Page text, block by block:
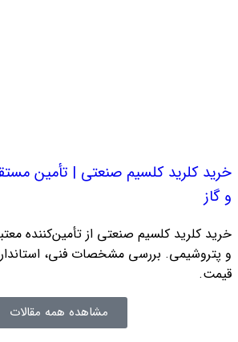
خرید کلرید کلسیم صنعتی | تأمین
و گاز
خرید کلرید کلسیم صنعتی از تأمین‌کننده
و پتروشیمی. بررسی مشخصات فنی،
قیمت.
مشاهده همه مقالات